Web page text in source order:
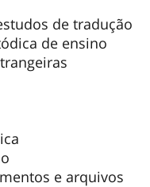
de tradução
de ensino
e arquivos